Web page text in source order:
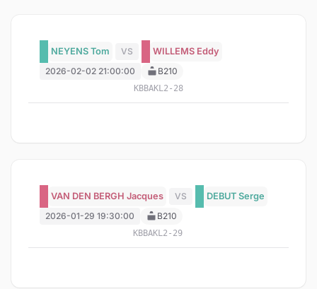
NEYENS Tom VS
WILLEMS Eddy
2026-02-02 21:00:00
B210
KBBAKL2-28
VAN DEN BERGH Jacques VS
DEBUT Serge
2026-01-29 19:30:00
B210
KBBAKL2-29